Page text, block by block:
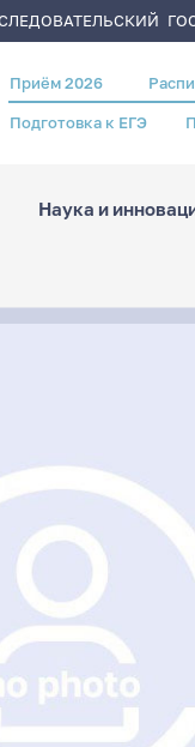
Header
menu
Приём 2026
Подготовка к ЕГЭ
Наука и